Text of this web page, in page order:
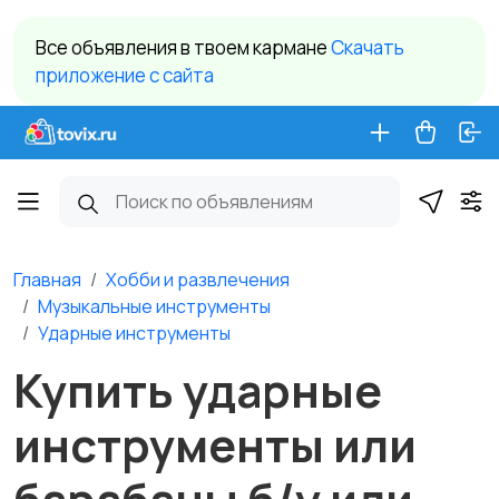
Все объявления в твоем карманеCкачать
приложение c сайта
Главная
Хобби и развлечения
Музыкальные инструменты
Ударные инструменты
Купить ударные
инструменты или